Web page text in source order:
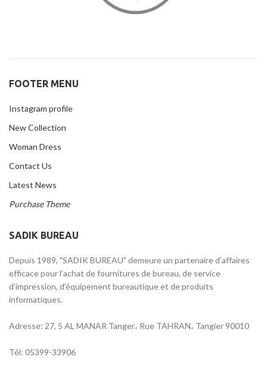
FOOTER MENU
Instagram profile
New Collection
Woman Dress
Contact Us
Latest News
Purchase Theme
SADIK BUREAU
Depuis 1989, "SADIK BUREAU" demeure un partenaire d’affaires
efficace pour l’achat de fournitures de bureau, de service
d’impression, d’équipement bureautique et de produits
informatiques.
Adresse: 27, 5 AL MANAR Tanger، Rue TAHRAN، Tangier 90010
Tél: 05399-33906